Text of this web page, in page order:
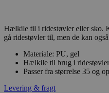
Hælkile til i ridestøvler eller sko.
gå ridestøvler til, men de kan
Materiale: PU, gel
Hælkile til brug i
Passer fra størrelse 35 og
Levering & fragt